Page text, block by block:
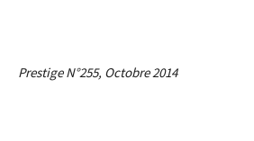
Prestige N°255, Octobre 2014